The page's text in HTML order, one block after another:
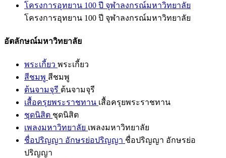
โครงการอุทยาน 100 ปี จุฬาลงกรณ์มหาวิทยาลัย
โครงการอุทยาน 100 ปี จุฬาลงกรณ์มหาวิทยาลัย
อัตลักษณ์มหาวิทยาลัย
พระเกี้ยว พระเกี้ยว
สีชมพู สีชมพู
ต้นจามจุรี ต้นจามจุรี
เสื้อครุยพระราชทาน เสื้อครุยพระราชทาน
ชุดนิสิต ชุดนิสิต
เพลงมหาวิทยาลัย เพลงมหาวิทยาลัย
ชื่อปริญญา อักษรย่อปริญญา ชื่อปริญญา อักษรย่อ
ปริญญา